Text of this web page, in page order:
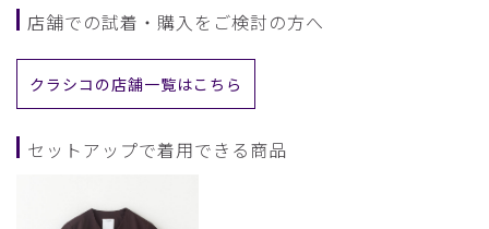
店舗での試着・購入をご検討の方へ
クラシコの店舗一覧はこちら
セットアップで着用できる商品